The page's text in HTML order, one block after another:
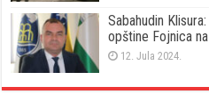
Sabahudin
opštine Fojnica
12. Jula 2024.